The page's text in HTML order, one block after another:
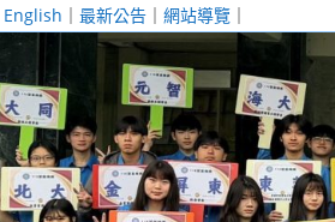
English ｜ 最新公告 ｜ 網站導覽 ｜